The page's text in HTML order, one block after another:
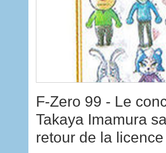
F-Zero 99 - Le
Takaya Imamura
retour de la licence